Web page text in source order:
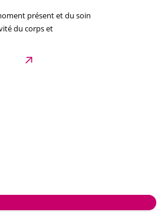
présent et du soin
du corps et